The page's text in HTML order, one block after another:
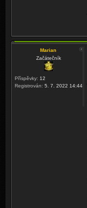
Marian
Začátečník
Příspěvky: 12
Registrován: 5. 7. 2022 14:44